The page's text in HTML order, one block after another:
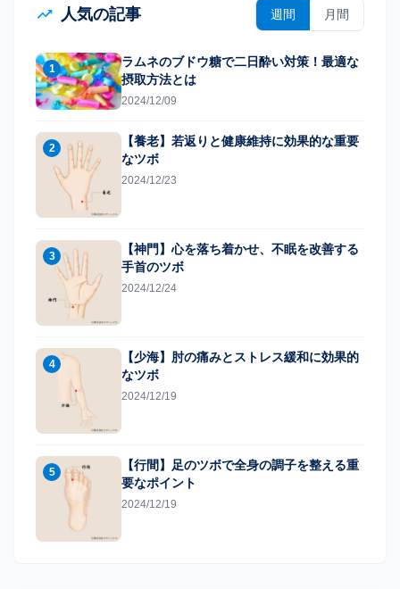
人気の記事 週間 月間
1
ラムネのブドウ糖で二日酔い対策！最適な
摂取方法とは
2024/12/09
2
【養老】若返りと健康維持に効果的な重要
なツボ
2024/12/23
3
【神門】心を落ち着かせ、不眠を改善する
手首のツボ
2024/12/24
4
【少海】肘の痛みとストレス緩和に効果的
なツボ
2024/12/19
5
【行間】足のツボで全身の調子を整える重
要なポイント
2024/12/19